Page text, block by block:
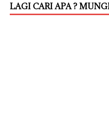
LAGI CARI APA ?